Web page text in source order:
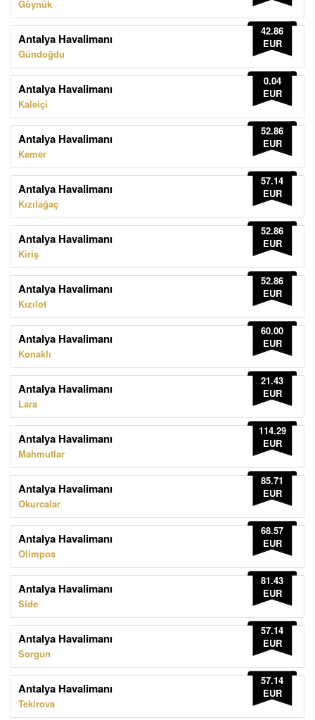
Göynük
Antalya Havalimanı
Gündoğdu
42.86
EUR
Antalya Havalimanı
Kaleiçi
0.04
EUR
Antalya Havalimanı
Kemer
52.86
EUR
Antalya Havalimanı
Kızılağaç
57.14
EUR
Antalya Havalimanı
Kiriş
52.86
EUR
Antalya Havalimanı
Kızılot
52.86
EUR
Antalya Havalimanı
Konaklı
60.00
EUR
Antalya Havalimanı
Lara
21.43
EUR
Antalya Havalimanı
Mahmutlar
114.29
EUR
Antalya Havalimanı
Okurcalar
85.71
EUR
Antalya Havalimanı
Olimpos
68.57
EUR
Antalya Havalimanı
Side
81.43
EUR
Antalya Havalimanı
Sorgun
57.14
EUR
Antalya Havalimanı
Tekirova
57.14
EUR